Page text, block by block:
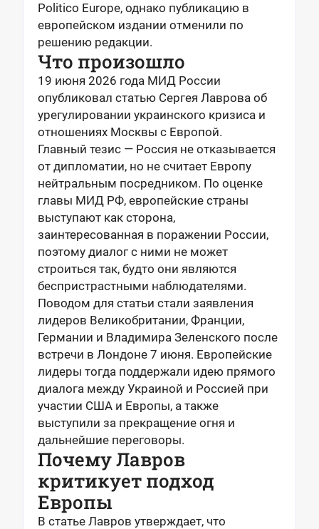
Politico Europe, однако публикацию в
европейском издании отменили по
решению редакции.
Что произошло
19 июня 2026 года МИД России
опубликовал статью Сергея Лаврова об
урегулировании украинского кризиса и
отношениях Москвы с Европой.
Главный тезис — Россия не отказывается
от дипломатии, но не считает Европу
нейтральным посредником. По оценке
главы МИД РФ, европейские страны
выступают как сторона,
заинтересованная в поражении России,
поэтому диалог с ними не может
строиться так, будто они являются
беспристрастными наблюдателями.
Поводом для статьи стали заявления
лидеров Великобритании, Франции,
Германии и Владимира Зеленского после
встречи в Лондоне 7 июня. Европейские
лидеры тогда поддержали идею прямого
диалога между Украиной и Россией при
участии США и Европы, а также
выступили за прекращение огня и
дальнейшие переговоры.
Почему Лавров
критикует подход
Европы
В статье Лавров утверждает, что